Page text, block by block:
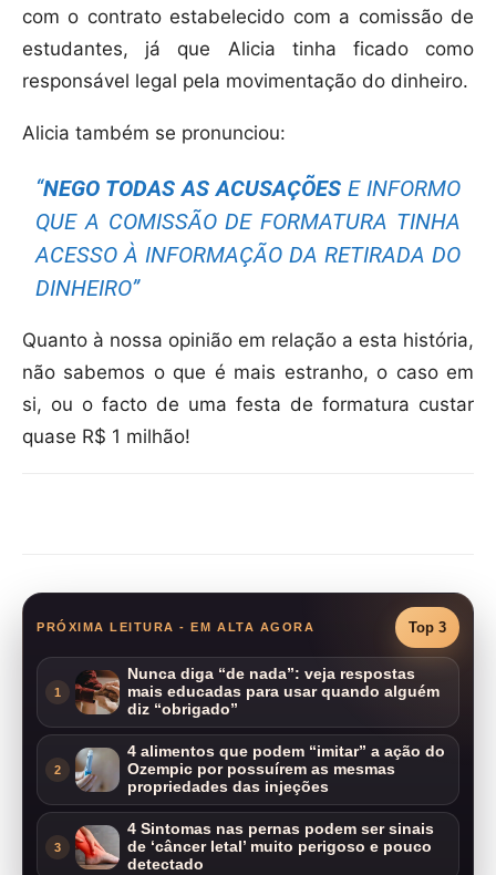
com o contrato estabelecido com a comissão de
estudantes, já que Alicia tinha ficado como
responsável legal pela movimentação do dinheiro.
Alicia também se pronunciou:
“NEGO TODAS AS ACUSAÇÕESE INFORMO
QUE A COMISSÃO DE FORMATURA TINHA
ACESSO À INFORMAÇÃO DA RETIRADA DO
DINHEIRO”
Quanto à nossa opinião em relação a esta história,
não sabemos o que é mais estranho, o caso em
si, ou o facto de uma festa de formatura custar
quase R$ 1 milhão!
PRÓXIMA LEITURA - EM ALTA AGORA Top 3
1
Nunca diga “de nada”: veja respostas
mais educadas para usar quando alguém
diz “obrigado”
2
4 alimentos que podem “imitar” a ação do
Ozempic por possuírem as mesmas
propriedades das injeções
3
4 Sintomas nas pernas podem ser sinais
de ‘câncer letal’ muito perigoso e pouco
detectado